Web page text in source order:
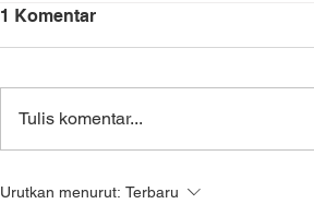
Tenaga Medis Siaga 24
1 Komentar
Tulis komentar...
Urutkan menurut: Terbaru